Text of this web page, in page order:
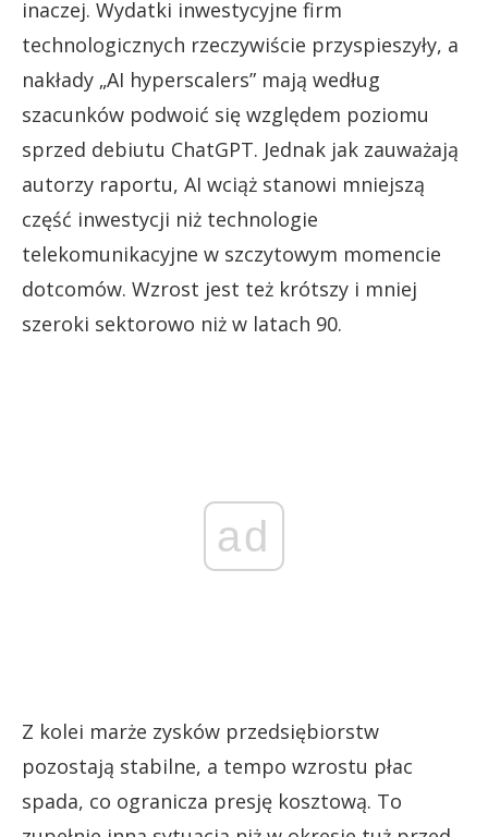
inaczej. Wydatki inwestycyjne firm
technologicznych rzeczywiście przyspieszyły, a
nakłady „AI hyperscalers” mają według
szacunków podwoić się względem poziomu
sprzed debiutu ChatGPT. Jednak jak zauważają
autorzy raportu, AI wciąż stanowi mniejszą
część inwestycji niż technologie
telekomunikacyjne w szczytowym momencie
dotcomów. Wzrost jest też krótszy i mniej
szeroki sektorowo niż w latach 90.
ad
Z kolei marże zysków przedsiębiorstw
pozostają stabilne, a tempo wzrostu płac
spada, co ogranicza presję kosztową. To